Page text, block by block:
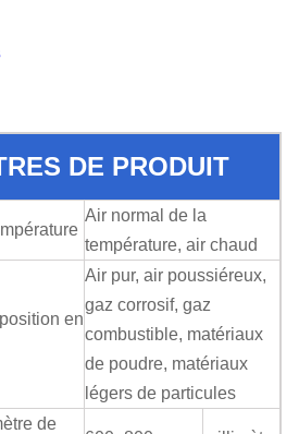
DE PRODUIT
Air normal de la
température, air chaud
en
Air pur, air poussiéreux,
gaz corrosif, gaz
combustible, matériaux
de poudre, matériaux
légers de particules
de